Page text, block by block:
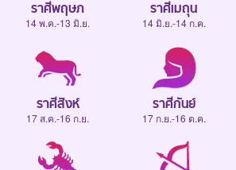
ราศีพฤษภ
14 พ.ค.-13 มิ.ย.
ราศีเมถุน
14 มิ.ย.-14 ก.ค.
ราศีสิงห์
17 ส.ค.-16 ก.ย.
ราศีกันย์
17 ก.ย.-16 ต.ค.